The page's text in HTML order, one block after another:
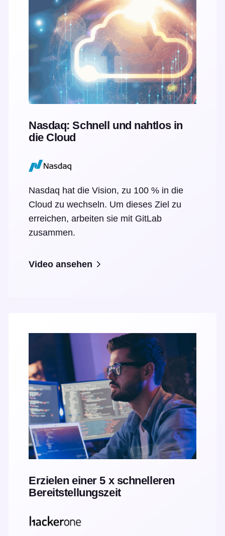
Nasdaq: Schnell und nahtlos in
die Cloud
Nasdaq hat die Vision, zu 100 % in die
Cloud zu wechseln. Um dieses Ziel zu
erreichen, arbeiten sie mit GitLab
zusammen.
Video ansehen
Erzielen einer 5 x schnelleren
Bereitstellungszeit